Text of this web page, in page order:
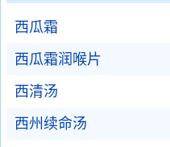
西瓜霜
西瓜霜润喉片
西清汤
西州续命汤